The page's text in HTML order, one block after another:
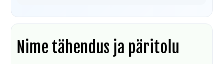
Nime tähendus ja päritolu